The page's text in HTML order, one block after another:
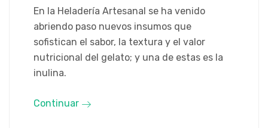
En la Heladería Artesanal se ha venido
abriendo paso nuevos insumos que
sofistican el sabor, la textura y el valor
nutricional del gelato; y una de estas es la
inulina.
Continuar